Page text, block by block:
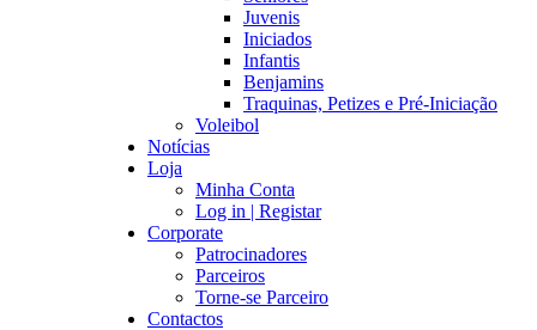
Juvenis
Iniciados
Infantis
Benjamins
Traquinas, Petizes e Pré-Iniciação
Voleibol
Notícias
Loja
Minha Conta
Log in | Registar
Corporate
Patrocinadores
Parceiros
Torne-se Parceiro
Contactos